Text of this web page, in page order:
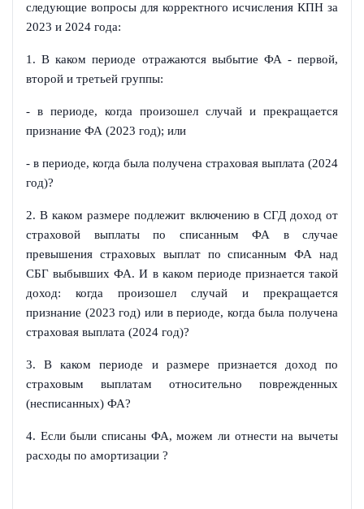
следующие вопросы для корректного исчисления КПН за
2023 и 2024 года:
1. В каком периоде отражаются выбытие ФА - первой,
второй и третьей группы:
- в периоде, когда произошел случай и прекращается
признание ФА (2023 год); или
- в периоде, когда была получена страховая выплата (2024
год)?
2. В каком размере подлежит включению в СГД доход от
страховой выплаты по списанным ФА в случае
превышения страховых выплат по списанным ФА над
СБГ выбывших ФА. И в каком периоде признается такой
доход: когда произошел случай и прекращается
признание (2023 год) или в периоде, когда была получена
страховая выплата (2024 год)?
3. В каком периоде и размере признается доход по
страховым выплатам относительно поврежденных
(несписанных) ФА?
4. Если были списаны ФА, можем ли отнести на вычеты
расходы по амортизации ?